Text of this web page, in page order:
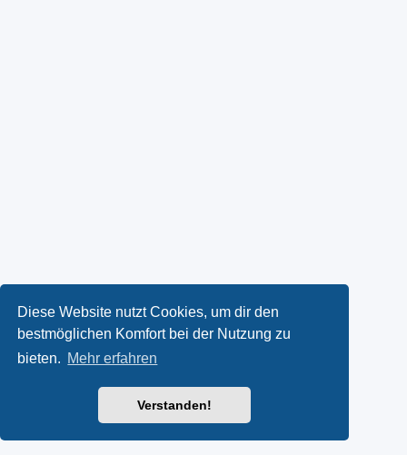
Diese Website nutzt Cookies, um dir den
bestmöglichen Komfort bei der Nutzung zu
bieten. Mehr erfahren
Verstanden!